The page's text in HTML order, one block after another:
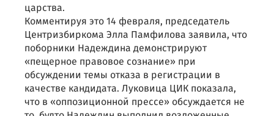
царства.
Комментируя это 14 февраля, председатель
Центризбиркома Элла Памфилова заявила, что
поборники Надеждина демонстрируют
«пещерное правовое сознание» при
обсуждении темы отказа в регистрации в
качестве кандидата. Луковица ЦИК показала,
что в «оппозиционной прессе» обсуждается не